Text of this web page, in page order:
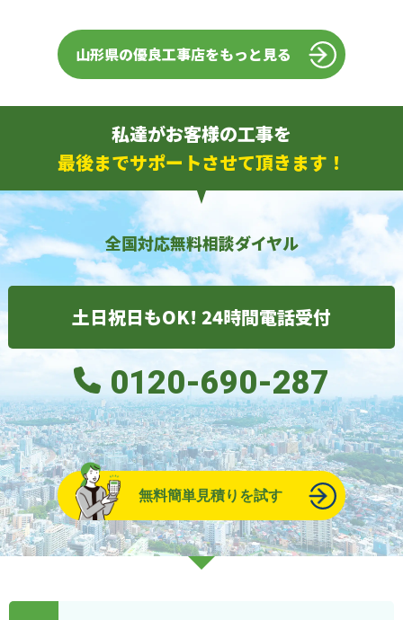
山形県の優良工事店をもっと見る
私達がお客様の工事を
最後までサポートさせて頂きます！
全国対応無料相談ダイヤル
土日祝日もOK! 24時間電話受付
0120-690-287
無料簡単見積りを試す